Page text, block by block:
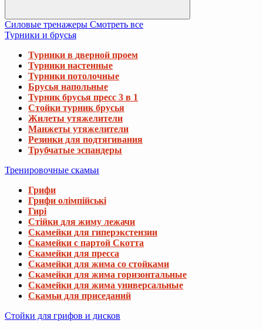
Силовые тренажеры Смотреть все
Турники и брусья
Турники в дверной проем
Турники настенные
Турники потолочные
Брусья напольные
Турник брусья пресс 3 в 1
Стойки турник брусья
Жилеты утяжелители
Манжеты утяжелители
Резинки для подтягивания
Трубчатые эспандеры
Тренировочные скамьи
Грифи
Грифи олімпійські
Гирі
Стійки для жиму лежачи
Скамейки для гиперэкстензии
Скамейки с партой Скотта
Скамейки для пресса
Скамейки для жима со стойками
Скамейки для жима горизонтальные
Скамейки для жима универсальные
Скамьи для приседаний
Стойки для грифов и дисков